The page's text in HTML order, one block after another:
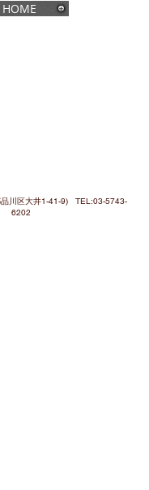
HOME
品川区大井1-41-9) TEL:03-5743-
6202